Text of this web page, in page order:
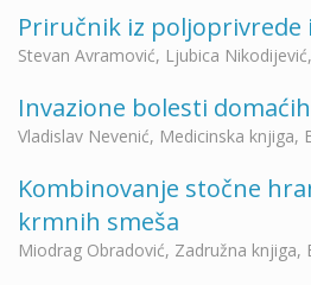
Priručnik iz poljoprivrede
Stevan Avramović, Ljubica
Invazione bolesti
Vladislav Nevenić, Medicinska knjiga,
Kombinovanje stočne
krmnih smeša
Miodrag Obradović, Zadružna knjiga,